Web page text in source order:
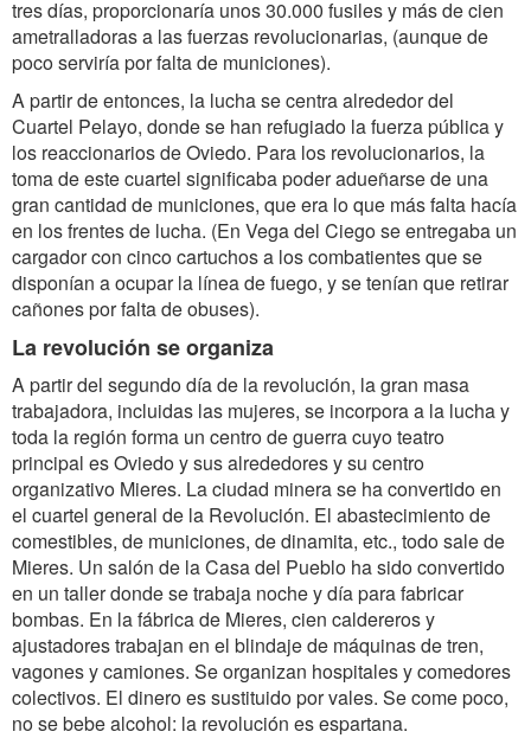
tres días, proporcionaría unos 30.000 fusiles y más de cien
ametralladoras a las fuerzas revolucionarias, (aunque de
poco serviría por falta de municiones).
A partir de entonces, la lucha se centra alrededor del
Cuartel Pelayo, donde se han refugiado la fuerza pública y
los reaccionarios de Oviedo. Para los revolucionarios, la
toma de este cuartel significaba poder adueñarse de una
gran cantidad de municiones, que era lo que más falta hacía
en los frentes de lucha. (En Vega del Ciego se entregaba un
cargador con cinco cartuchos a los combatientes que se
disponían a ocupar la línea de fuego, y se tenían que retirar
cañones por falta de obuses).
La revolución se organiza
A partir del segundo día de la revolución, la gran masa
trabajadora, incluidas las mujeres, se incorpora a la lucha y
toda la región forma un centro de guerra cuyo teatro
principal es Oviedo y sus alrededores y su centro
organizativo Mieres. La ciudad minera se ha convertido en
el cuartel general de la Revolución. El abastecimiento de
comestibles, de municiones, de dinamita, etc., todo sale de
Mieres. Un salón de la Casa del Pueblo ha sido convertido
en un taller donde se trabaja noche y día para fabricar
bombas. En la fábrica de Mieres, cien caldereros y
ajustadores trabajan en el blindaje de máquinas de tren,
vagones y camiones. Se organizan hospitales y comedores
colectivos. El dinero es sustituido por vales. Se come poco,
no se bebe alcohol: la revolución es espartana.